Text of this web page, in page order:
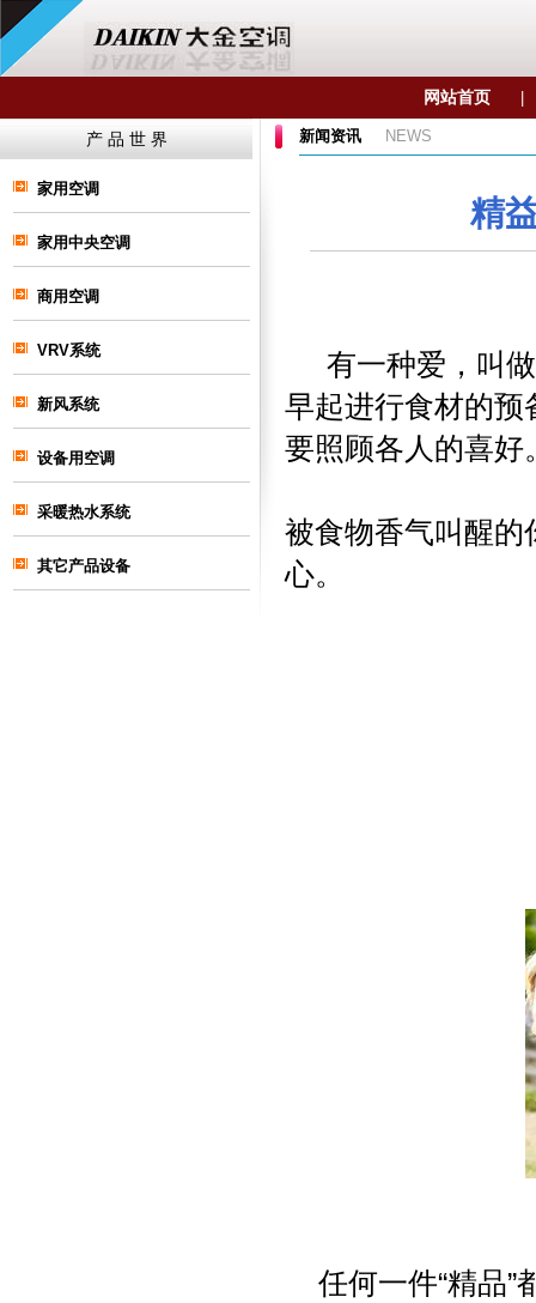
网站首页
产 品 世 界
家用空调
家用中央空调
商用空调
VRV系统
新风系统
设备用空调
采暖热水系统
其它产品设备
新闻资讯 NEWS
精
有一种爱，叫做
早起进行食材的预
要照顾各人的喜好
被食物香气叫醒的
心。
任何一件“精品”